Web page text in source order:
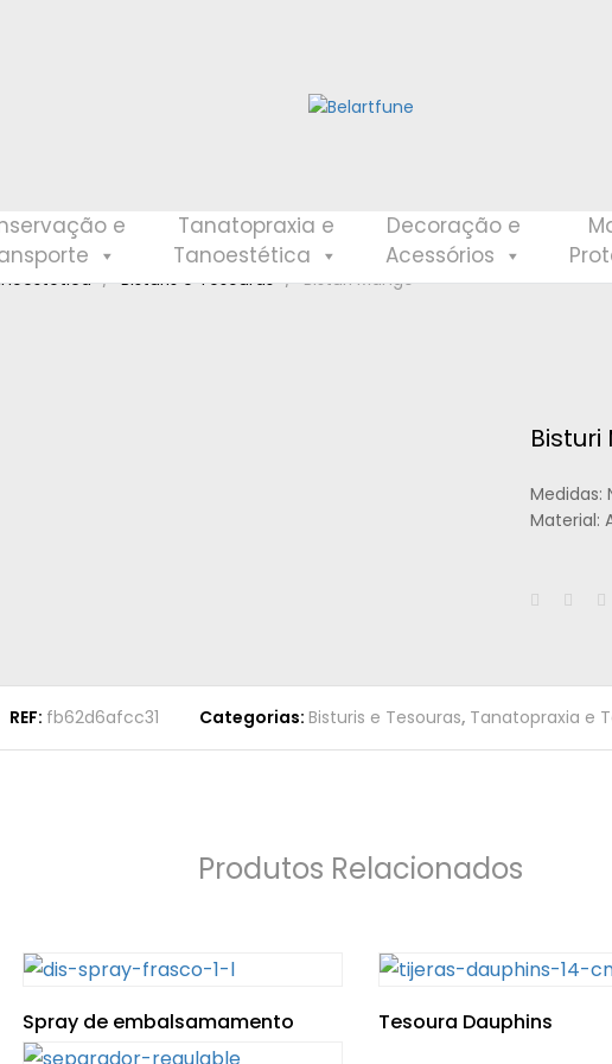
e
Tanatopraxia e
Tanoestética
Decoração e
Acessórios
Bisturis e Tesouras Bisturi Mango
Medidas:
Material:
REF: fb62d6afcc31 Categorias: Bisturis e Tesouras, Tanatopraxia e
Produtos Relacionados
Spray de embalsamamento Tesoura Dauphins
Please enter an